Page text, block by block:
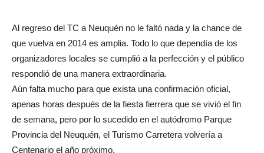
Al regreso del TC a Neuquén no le faltó nada y la chance de
que vuelva en 2014 es amplia. Todo lo que dependía de los
organizadores locales se cumplió a la perfección y el público
respondió de una manera extraordinaria.
Aún falta mucho para que exista una confirmación oficial,
apenas horas después de la fiesta fierrera que se vivió el fin
de semana, pero por lo sucedido en el autódromo Parque
Provincia del Neuquén, el Turismo Carretera volvería a
Centenario el año próximo.